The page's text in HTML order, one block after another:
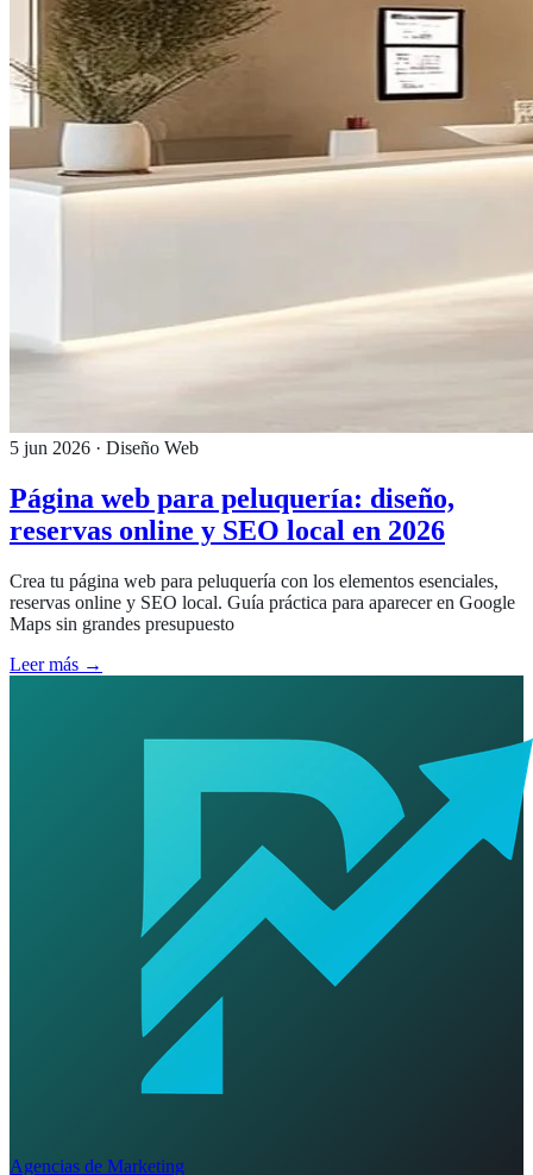
5 jun 2026 · Diseño Web
Página web para peluquería: diseño,
reservas online y SEO local en 2026
Crea tu página web para peluquería con los elementos esenciales,
reservas online y SEO local. Guía práctica para aparecer en Google
Maps sin grandes presupuesto
Leer más →
Agencias de Marketing